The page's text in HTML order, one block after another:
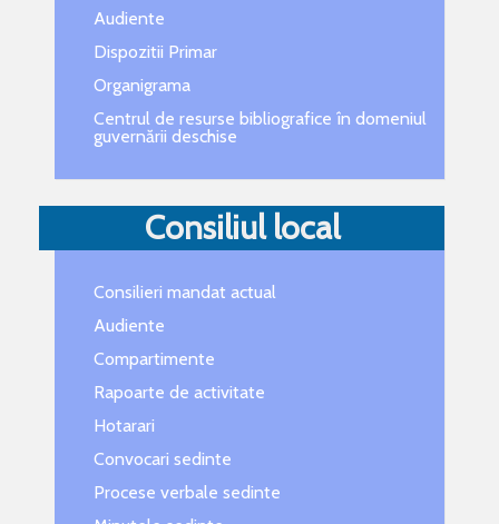
Audiente
Dispozitii Primar
Organigrama
Centrul de resurse bibliografice în domeniul
guvernării deschise
Consiliul local
Consilieri mandat actual
Audiente
Compartimente
Rapoarte de activitate
Hotarari
Convocari sedinte
Procese verbale sedinte